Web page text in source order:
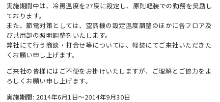
実施期間中は、冷房温度を27度に設定し、原則軽装での勤務を奨励し
ております。
また、節電対策としては、空調機の設定温度調整のほかに各フロア及
び共用部の照明調整をいたします。
弊社にて行う商談・打合せ等については、軽装にてご来社いただきた
くお願い申し上げます。
ご来社の皆様にはご不便をお掛けいたしますが、ご理解とご協力をよ
ろしくお願い申し上げます。
実施期間: 2014年6月1日～2014年9月30日